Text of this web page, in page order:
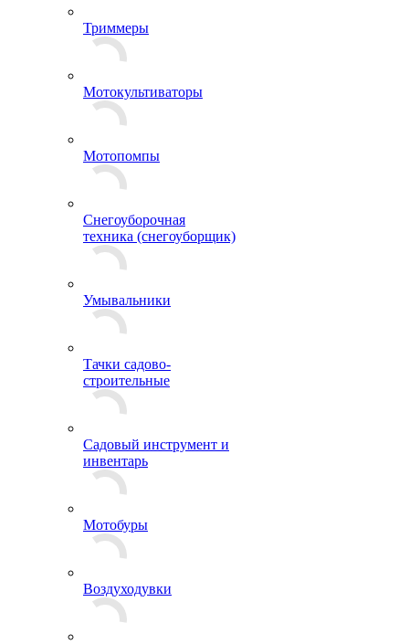
Триммеры
Мотокультиваторы
Мотопомпы
Снегоуборочная
техника (снегоуборщик)
Умывальники
Тачки садово-
строительные
Садовый инструмент и
инвентарь
Мотобуры
Воздуходувки